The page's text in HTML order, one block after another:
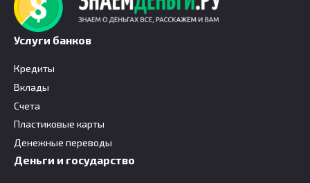
Услуги банков
Кредиты
Вклады
Счета
Пластиковые карты
Денежные переводы
Деньги и государство